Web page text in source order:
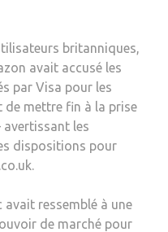
britanniques,
avait accusé les
par Visa pour les
mettre fin à la prise
avertissant les
dispositions pour
avait ressemblé à une
de marché pour